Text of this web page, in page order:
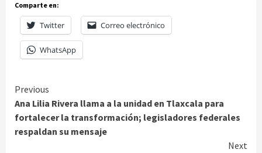
Comparte en:
Twitter Correo electrónico
WhatsApp
Continue
Reading
Previous
Ana Lilia Rivera llama a la unidad en Tlaxcala para
fortalecer la transformación; legisladores federales
respaldan su mensaje
Next